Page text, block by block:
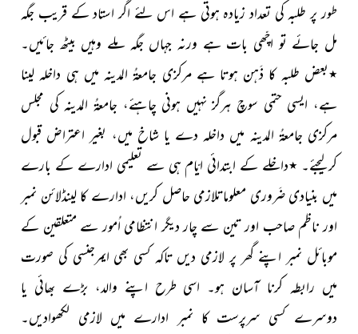
طور پر طلبہ کی تعداد زیادہ ہوتی ہے اس لئے اگر استاد کے قریب جگہ
مل جائے تو اچّھی بات ہے ورنہ جہاں جگہ ملے وہیں بیٹھ جائیں۔
٭بعض طلبہ کا ذَہن ہوتا ہے مرکزی جامعۃُ المدینہ میں ہی داخلہ لینا
ہے، ایسی حتمی سوچ ہرگز نہیں ہونی چاہئے، جامعۃُ المدینہ کی مجلس
مرکزی جامعۃُ المدینہ میں داخلہ دے یا شاخ میں، بغیر اعتراض قبول
کرلیجئے۔ ٭داخلے کے ابتدائی ایّام ہی سے تعلیمی ادارے کے بارے
میں بنیادی ضَروری معلوماتلازمی حاصل کریں، ادارے کا لینڈلائن نمبر
اور ناظم صاحب اور تین سے چار دیگر انتظامی اُمور سے متعلقین کے
موبائل نمبر اپنے گھر پر لازمی دیں تاکہ کسی بھی ایمرجنسی کی صورت
میں رابطہ کرنا آسان ہو۔ اسی طرح اپنے والد، بڑے بھائی یا
دوسرے کسی سرپرست کا نمبر ادارے میں لازمی لکھوادیں۔